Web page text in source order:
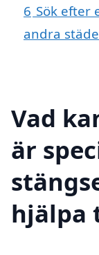
6 Sök efter
andra
Vad
är
hjälpa